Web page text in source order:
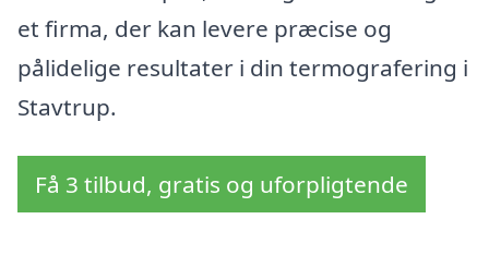
et firma, der kan levere præcise og
pålidelige resultater i din termografering i
Stavtrup.
Få 3 tilbud, gratis og uforpligtende